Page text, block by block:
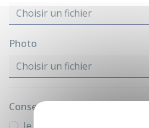
Choisir un fichier
Photo
Choisir un fichier
Consentement de traitement